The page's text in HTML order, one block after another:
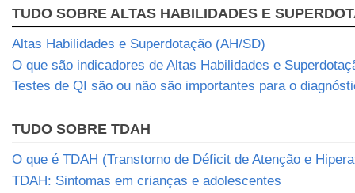
TUDO SOBRE ALTAS HABILIDADES E
Altas Habilidades e Superdotação (AH/SD)
O que são indicadores de Altas Habilidades e
Testes de QI são ou não são importantes para o
TUDO SOBRE TDAH
O que é TDAH (Transtorno de Déficit de Atenção e
TDAH: Sintomas em crianças e adolescentes